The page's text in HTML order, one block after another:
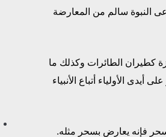
النبوة سالم من المعارضة
كطيران الطائرات وكذلك ما
الأولياء أتباع الأنبياء
فإنه يعارض بسحر مثله.